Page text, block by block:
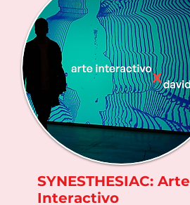
SYNESTHESIAC: Arte
Interactivo